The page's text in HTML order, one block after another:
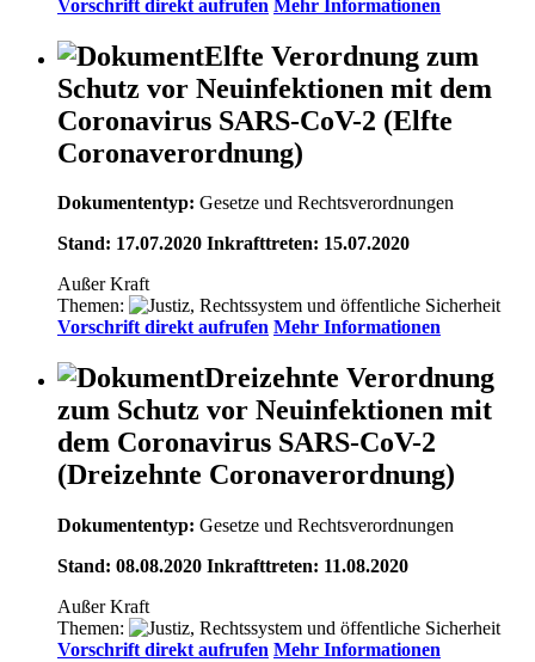
Vorschrift direkt aufrufen Mehr Informationen
Elfte Verordnung zum
Schutz vor Neuinfektionen mit dem
Coronavirus SARS-CoV-2 (Elfte
Coronaverordnung)
Dokumententyp: Gesetze und Rechtsverordnungen
Stand: 17.07.2020 Inkrafttreten: 15.07.2020
Außer Kraft
Themen:
Vorschrift direkt aufrufen Mehr Informationen
Dreizehnte Verordnung
zum Schutz vor Neuinfektionen mit
dem Coronavirus SARS-CoV-2
(Dreizehnte Coronaverordnung)
Dokumententyp: Gesetze und Rechtsverordnungen
Stand: 08.08.2020 Inkrafttreten: 11.08.2020
Außer Kraft
Themen:
Vorschrift direkt aufrufen Mehr Informationen